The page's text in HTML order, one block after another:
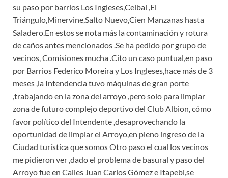
su paso por barrios Los Ingleses,Ceibal ,El
Triángulo,Minervine,Salto Nuevo,Cien Manzanas hasta
Saladero.En estos se nota más la contaminación y rotura
de caños antes mencionados .Se ha pedido por grupo de
vecinos, Comisiones mucha .Cito un caso puntual,en paso
por Barrios Federico Moreira y Los Ingleses,hace más de 3
meses ,la Intendencia tuvo máquinas de gran porte
,trabajando en la zona del arroyo ,pero solo para limpiar
zona de futuro complejo deportivo del Club Albion, cómo
favor político del Intendente ,desaprovechando la
oportunidad de limpiar el Arroyo,en pleno ingreso de la
Ciudad turística que somos Otro paso el cual los vecinos
me pidieron ver ,dado el problema de basural y paso del
Arroyo fue en Calles Juan Carlos Gómez e Itapebi,se